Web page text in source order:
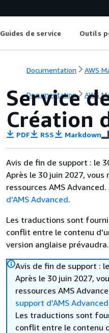
Guides de service Outils
Documentation AWS
Documentation AWS
Service
Création
PDF RSS Markdown
Avis de fin de support : le
Après le 30 juin 2027, vous
ressources AMS
d'AMS Advanced.
Les traductions sont
conflit entre le contenu
version anglaise prévaudra.
Avis de fin de support :
Après le 30 juin 2027,
ressources AMS
support d'AMS Advanced
Les traductions sont
conflit entre le contenu